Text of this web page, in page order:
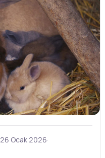
26 Ocak 2026·